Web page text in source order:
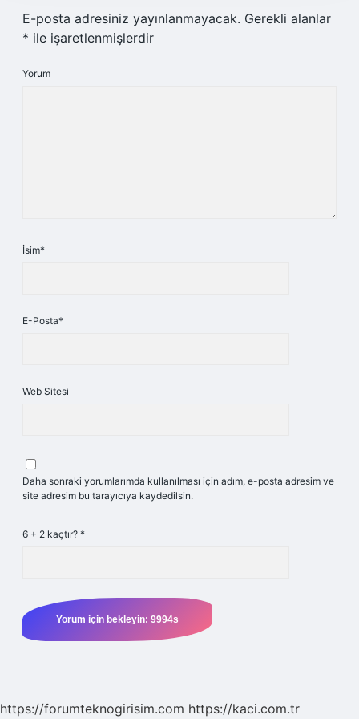
E-posta adresiniz yayınlanmayacak. Gerekli alanlar
* ile işaretlenmişlerdir
Yorum
İsim*
E-Posta*
Web Sitesi
Daha sonraki yorumlarımda kullanılması için adım, e-posta adresim ve
site adresim bu tarayıcıya kaydedilsin.
6 + 2 kaçtır? *
https://forumteknogirisim.com https://kaci.com.tr